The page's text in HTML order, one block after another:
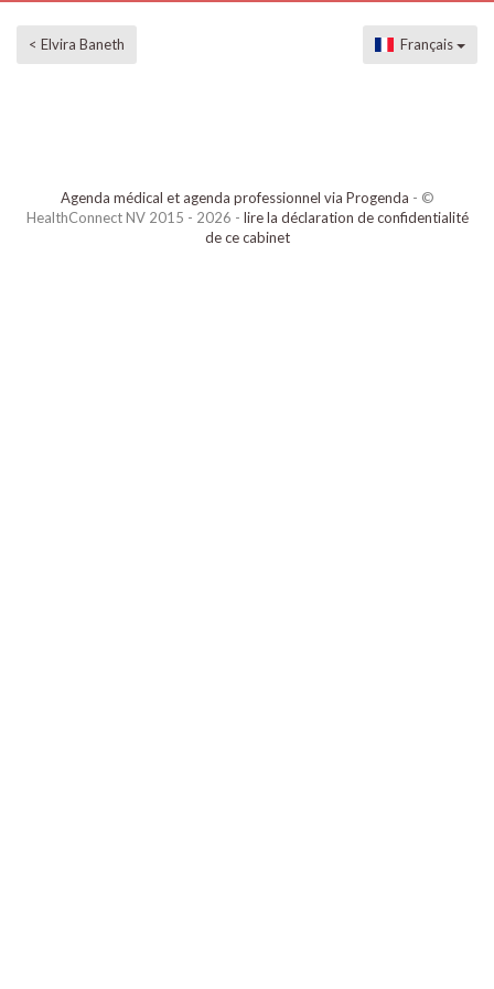
< Elvira Baneth Français
Agenda médical et agenda professionnel via Progenda - ©
HealthConnect NV 2015 - 2026 - lire la déclaration de confidentialité
de ce cabinet